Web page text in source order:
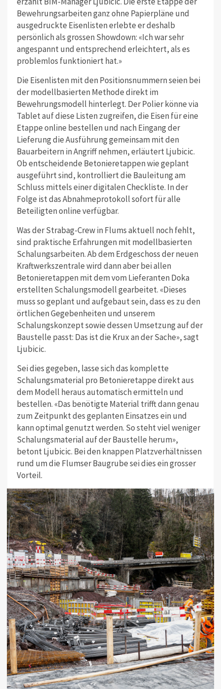
Bewehrungsarbeiten ganz ohne Papierpläne und
ausgedruckte Eisenlisten erlebte er deshalb
persönlich als grossen Showdown: «Ich war sehr
angespannt und entsprechend erleichtert, als es
problemlos funktioniert hat.»
Die Eisenlisten mit den Positionsnummern seien bei
der modellbasierten Methode direkt im
Bewehrungsmodell hinterlegt. Der Polier könne via
Tablet auf diese Listen zugreifen, die Eisen für eine
Etappe online bestellen und nach Eingang der
Lieferung die Ausführung gemeinsam mit den
Bauarbeitern in Angriff nehmen, erläutert Ljubicic.
Ob entscheidende Betonieretappen wie geplant
ausgeführt sind, kontrolliert die Bauleitung am
Schluss mittels einer digitalen Checkliste. In der
Folge ist das Abnahmeprotokoll sofort für alle
Beteiligten online verfügbar.
Was der Strabag-Crew in Flums aktuell noch fehlt,
sind praktische Erfahrungen mit modellbasierten
Schalungsarbeiten. Ab dem Erdgeschoss der neuen
Kraftwerkszentrale wird dann aber bei allen
Betonieretappen mit dem vom Lieferanten Doka
erstellten Schalungsmodell gearbeitet. «Dieses
muss so geplant und aufgebaut sein, dass es zu den
örtlichen Gegebenheiten und unserem
Schalungskonzept sowie dessen Umsetzung auf der
Baustelle passt: Das ist die Krux an der Sache», sagt
Ljubicic.
Sei dies gegeben, lasse sich das komplette
Schalungsmaterial pro Betonieretappe direkt aus
dem Modell heraus automatisch ermitteln und
bestellen. «Das benötigte Material trifft dann genau
zum Zeitpunkt des geplanten Einsatzes ein und
kann optimal genutzt werden. So steht viel weniger
Schalungsmaterial auf der Baustelle herum»,
betont Ljubicic. Bei den knappen Platzverhältnissen
rund um die Flumser Baugrube sei dies ein grosser
Vorteil.